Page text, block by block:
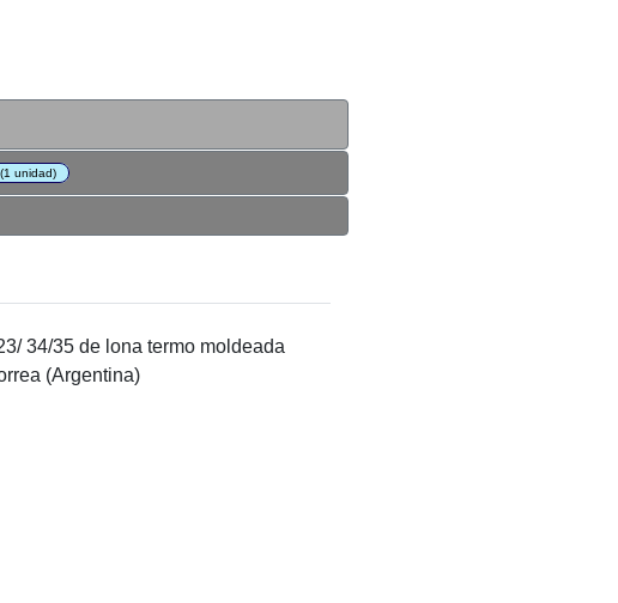
unidad)
34/35 de lona termo moldeada
(Argentina)